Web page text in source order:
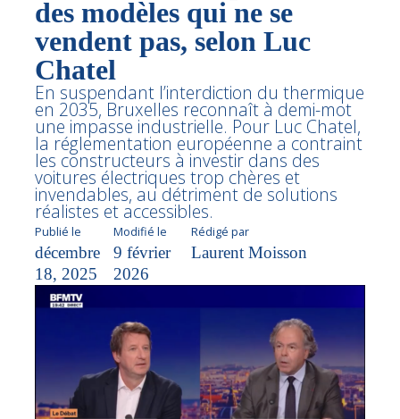
des modèles qui ne se
vendent pas, selon Luc
Chatel
En suspendant l’interdiction du thermique
en 2035, Bruxelles reconnaît à demi-mot
une impasse industrielle. Pour Luc Chatel,
la réglementation européenne a contraint
les constructeurs à investir dans des
voitures électriques trop chères et
invendables, au détriment de solutions
réalistes et accessibles.
Publié le
décembre
18, 2025
Modifié le
9 février
2026
Rédigé par
Laurent Moisson